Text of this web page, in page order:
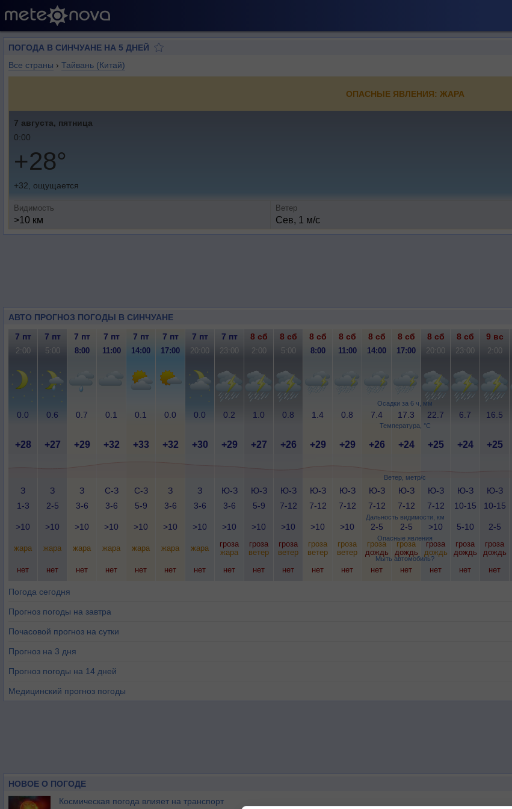
ПОГОДА В СИНЧУАНЕ НА 5 ДНЕЙ
Все страны › Тайвань (Китай)
ОПАСНЫЕ ЯВЛЕНИЯ: ЖАРА
7 августа, пятница
0:00
+28°
+32, ощущается
Видимость
>10 км
Ветер
Сев, 1 м/с
АВТО ПРОГНОЗ ПОГОДЫ В СИНЧУАНЕ
Осадки за 6 ч, мм
Температура, °C
Ветер, метр/с
Дальность видимости, км
Опасные явления
Мыть автомобиль?
7 пт 7 пт 7 пт 7 пт 7 пт 7 пт 7 пт 7 пт 8 сб 8 сб 8 сб 8 сб 8 сб 8 сб 8 сб 8 сб 9 вс
2:00 5:00 8:00 11:00 14:00 17:00 20:00 23:00 2:00 5:00 8:00 11:00 14:00 17:00 20:00 23:00 2:00
0.0 0.6 0.7 0.1 0.1 0.0 0.0 0.2 1.0 0.8 1.4 0.8 7.4 17.3 22.7 6.7 16.5
+28 +27 +29 +32 +33 +32 +30 +29 +27 +26 +29 +29 +26 +24 +25 +24 +25
З
1-3
З
2-5
З
3-6
С-З
3-6
С-З
5-9
З
3-6
З
3-6
Ю-З
3-6
Ю-З
5-9
Ю-З
7-12
Ю-З
7-12
Ю-З
7-12
Ю-З
7-12
Ю-З
7-12
Ю-З
7-12
Ю-З
10-15
Ю-З
10-15
>10 >10 >10 >10 >10 >10 >10 >10 >10 >10 >10 >10 2-5 2-5 >10 5-10 2-5
жара жара жара жара жара жара жара
гроза
жара
гроза
ветер
гроза
ветер
гроза
ветер
гроза
ветер
гроза
дождь
гроза
дождь
гроза
дождь
гроза
дождь
гроза
дождь
нет нет нет нет нет нет нет нет нет нет нет нет нет нет нет нет нет
Погода сегодня
Прогноз погоды на завтра
Почасовой прогноз на сутки
Прогноз на 3 дня
Прогноз погоды на 14 дней
Медицинский прогноз погоды
НОВОЕ О ПОГОДЕ
Космическая погода влияет на транспорт